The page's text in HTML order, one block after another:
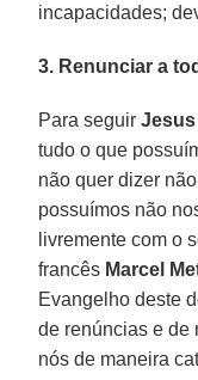
incapacidades;
3. Renunciar a
Para seguirJesus
tudo o que
não quer dizer
possuímos não
livremente com o
francês Marcel
Evangelho deste
de renúncias e de
nós de maneira